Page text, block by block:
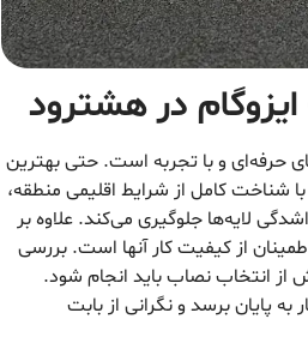
در هشترود
حرفه‌ای و با تجربه است. حتی بهترین
شناخت کامل از شرایط اقلیمی منطقه،
لایه‌ها جلوگیری می‌کند. علاوه بر
از کیفیت کار آنها است. بررسی
از انتخاب نصاب باید انجام شود.
پایان برسد و نگرانی از بابت